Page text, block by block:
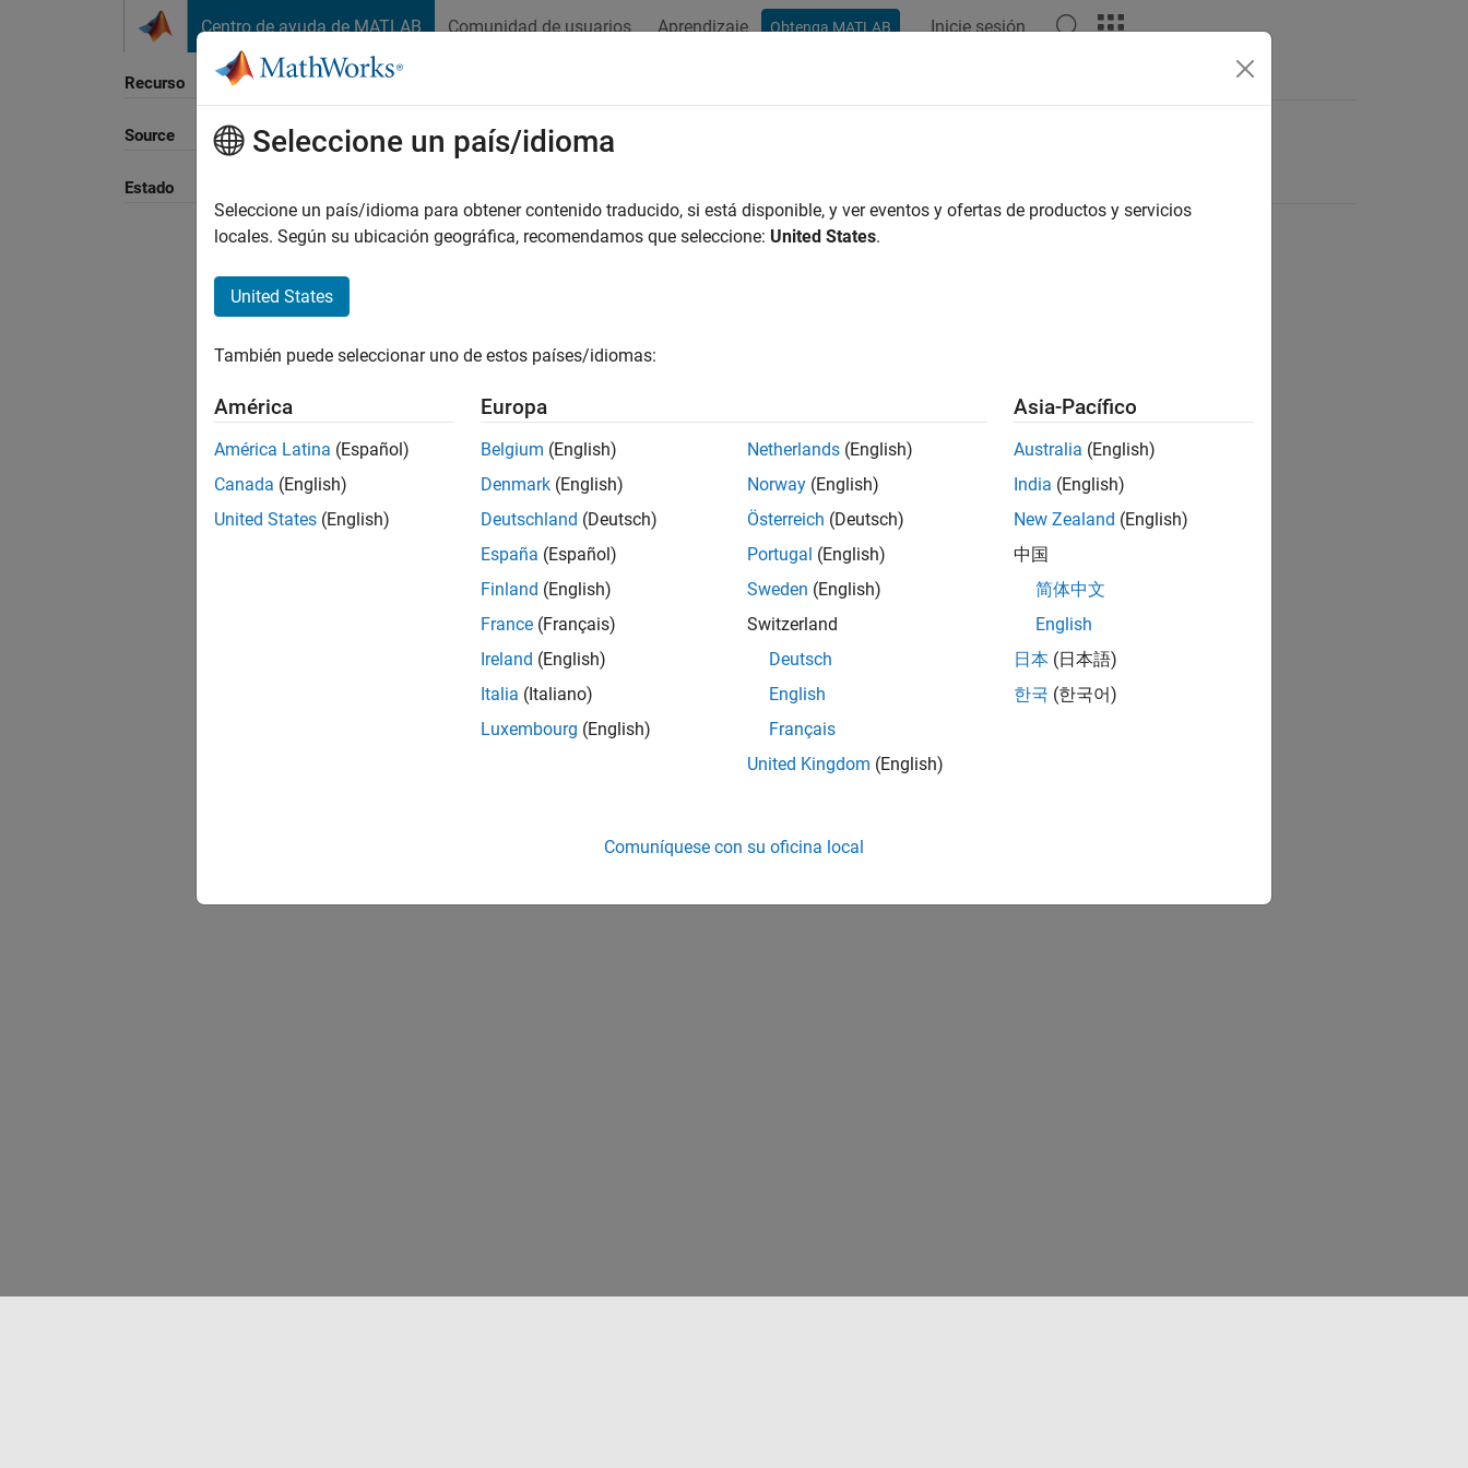
Centro de ayuda de MATLAB Comunidad de usuarios Aprendizaje Obtenga MATLAB Inicie sesión
Recurso
Source
Estado
Ordenar por
Seleccione un país/idioma
Seleccione un país/idioma para obtener contenido traducido, si está disponible, y ver eventos y ofertas de productos y servicios
locales. Según su ubicación geográfica, recomendamos que seleccione: United States.
United States
También puede seleccionar uno de estos países/idiomas:
América
América Latina (Español)
Canada (English)
United States (English)
Europa
Belgium (English)
Denmark (English)
Deutschland (Deutsch)
España (Español)
Finland (English)
France (Français)
Ireland (English)
Italia (Italiano)
Luxembourg (English)
Netherlands (English)
Norway (English)
Österreich (Deutsch)
Portugal (English)
Sweden (English)
Switzerland
Deutsch
English
Français
United Kingdom (English)
Asia-Pacífico
Australia (English)
India (English)
New Zealand (English)
中国
简体中文
English
日本 (日本語)
한국 (한국어)
Comuníquese con su oficina local